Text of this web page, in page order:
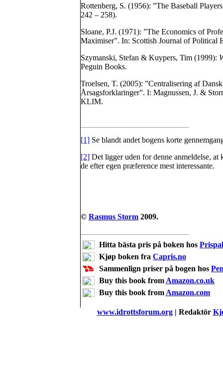
Rottenberg, S. (1956): ”The Baseball
242 – 258).
Sloane, P.J. (1971): ”The Economics of
Maximiser”. In: Scottish Journal of Political
Szymanski, Stefan & Kuypers, Tim (1999):
Peguin Books.
Troelsen, T. (2005): ”Centralisering af
Årsagsforklaringer”. I: Magnussen, J. &
KLIM.
[1] Se blandt andet bogens korte
[2] Det ligger uden for denne anmeldelse, at
de efter egen præference mest interessante.
© Rasmus Storm 2009.
Hitta bästa pris på boken hos
Kjøp boken fra Capris.no
Sammenlign priser på bogen hos
Buy this book from Amazon.co.uk
Buy this book from Amazon.com
www.idrottsforum.org| Redaktör